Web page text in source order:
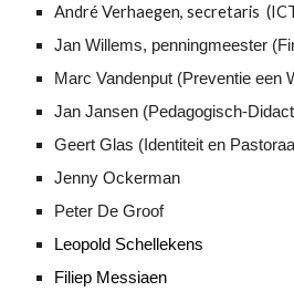
André Verhaegen, secretaris
Jan Willems, penningmeester
Marc Vandenput (Preventie een
Jan Jansen (Pedagogisch-
Geert Glas (Identiteit en
Jenny Ockerman
Peter De Groof
Leopold Schellekens
Filiep Messiaen